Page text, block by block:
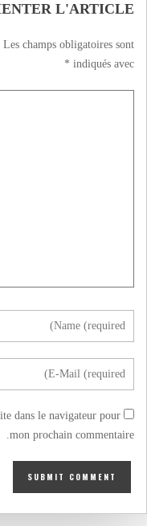
L'ARTICLE
Les champs obligatoires sont
indiqués avec
*
dans le navigateur pour
mon prochain commentaire.